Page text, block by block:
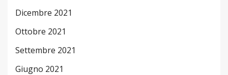
Dicembre 2021
Ottobre 2021
Settembre 2021
Giugno 2021